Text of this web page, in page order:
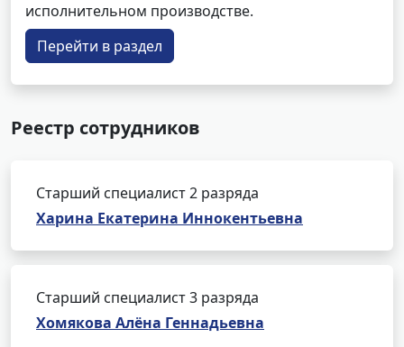
исполнительном производстве.
Перейти в раздел
Реестр сотрудников
Старший специалист 2 разряда
Харина Екатерина Иннокентьевна
Старший специалист 3 разряда
Хомякова Алёна Геннадьевна